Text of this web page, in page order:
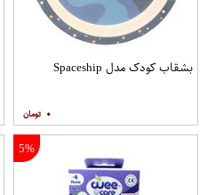
بشقاب کودک مدل Spaceship
۰
5%